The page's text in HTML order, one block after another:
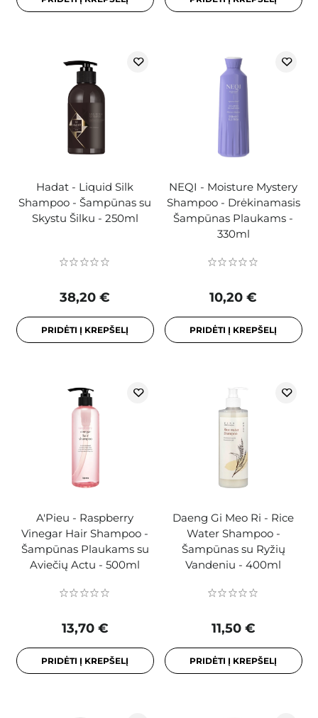
Hadat - Liquid Silk
Shampoo - Šampūnas su
Skystu Šilku - 250ml
38,20 €
PRIDĖTI Į KREPŠELĮ
NEQI - Moisture Mystery
Shampoo - Drėkinamasis
Šampūnas Plaukams -
330ml
10,20 €
PRIDĖTI Į KREPŠELĮ
A'Pieu - Raspberry
Vinegar Hair Shampoo -
Šampūnas Plaukams su
Aviečių Actu - 500ml
13,70 €
PRIDĖTI Į KREPŠELĮ
Daeng Gi Meo Ri - Rice
Water Shampoo -
Šampūnas su Ryžių
Vandeniu - 400ml
11,50 €
PRIDĖTI Į KREPŠELĮ